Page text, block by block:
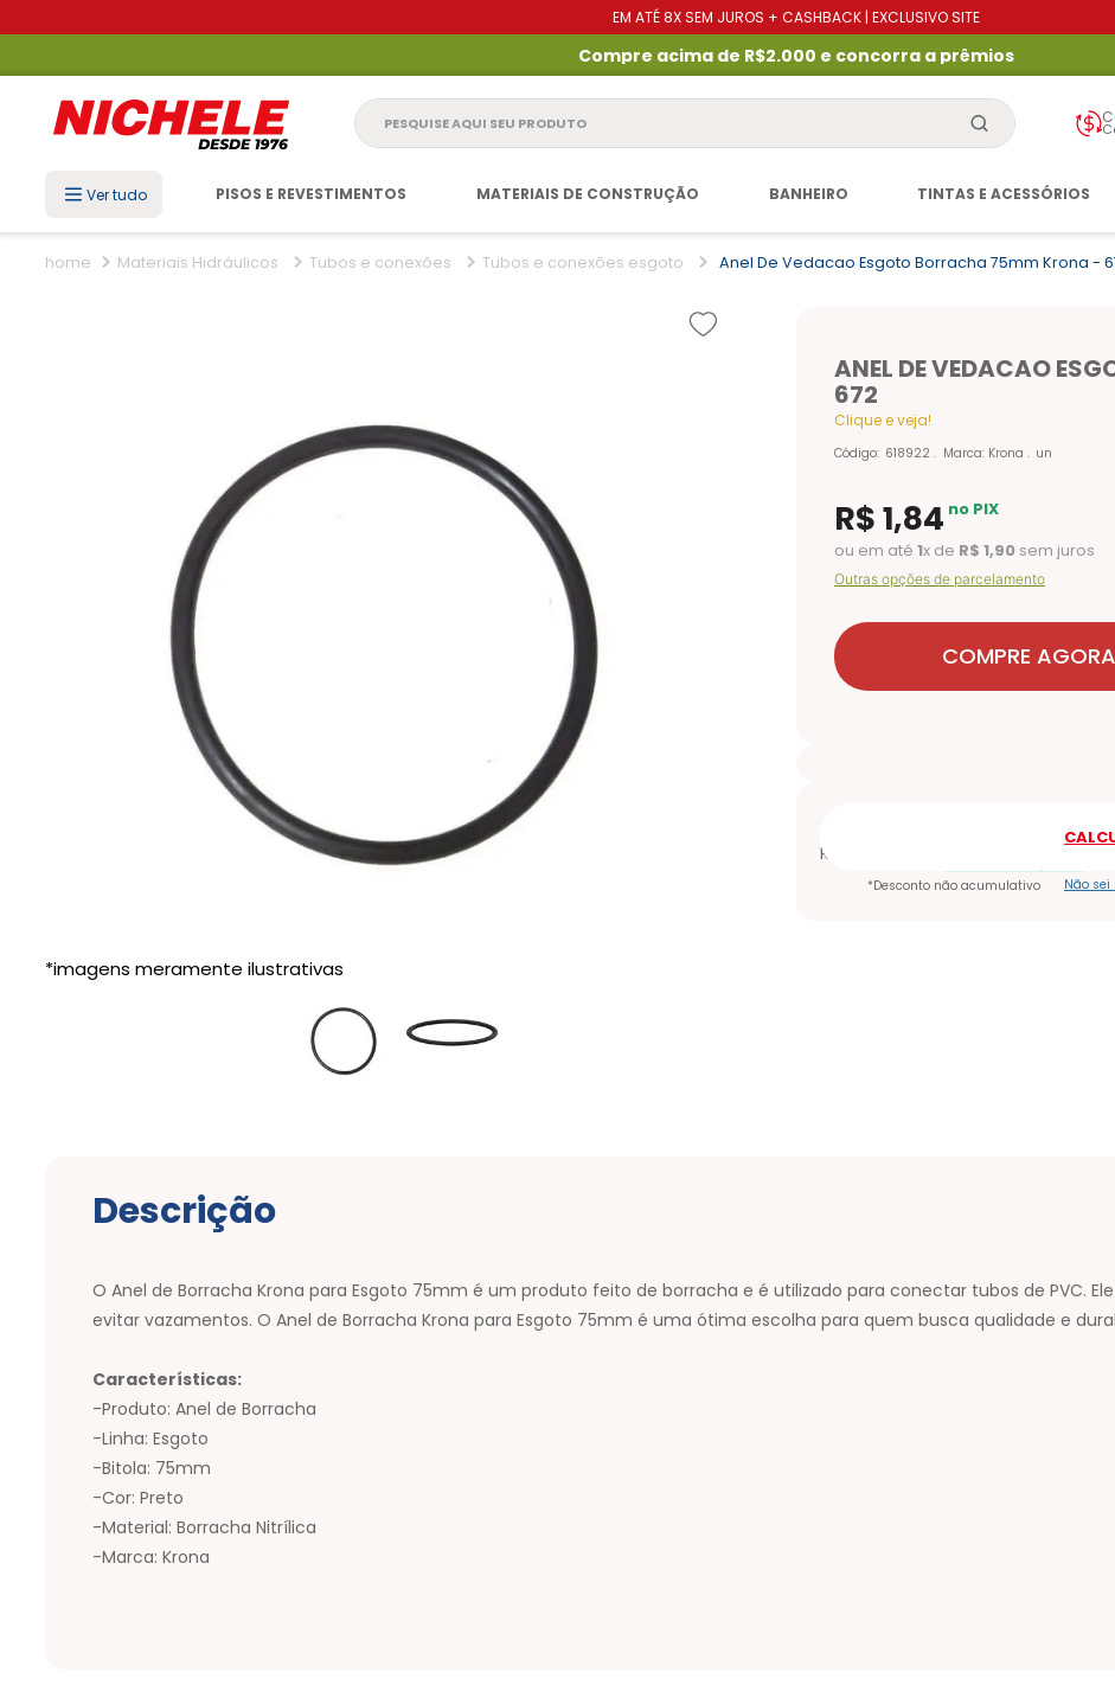
EM ATÉ 8X SEM JUROS + CASHBACK | EXCLUSIVO SITE
Compre acima de R$2.000 e concorra a prêmios
Pesquise aqui seu produto
Ver tudo PISOS E REVESTIMENTOS MATERIAIS DE CONSTRUÇÃO BANHEIRO TINTAS E ACESSÓRIOS
Materiais Hidráulicos Tubos e conexões Tubos e conexões esgoto Anel De Vedacao Esgoto Borracha 75mm Krona -
ANEL DE VEDACAO
672
Clique e veja!
Código: 618922 Marca: Krona un
R$1,84 no PIX
ou em até 1x de R$ 1,90 sem juros
Outras opções de parcelamento
COMPRE AGORA
Não sei
Descrição
O Anel de Borracha Krona para Esgoto 75mm é um produto feito de borracha e é utilizado para conectar tubos de PVC.
evitar vazamentos. O Anel de Borracha Krona para Esgoto 75mm é uma ótima escolha para quem busca qualidade e
Características:
-Produto: Anel de Borracha
-Linha: Esgoto
-Bitola: 75mm
-Cor: Preto
-Material: Borracha Nitrílica
-Marca: Krona